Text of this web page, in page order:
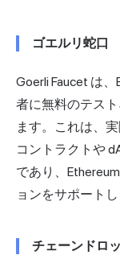
ゴエルリ蛇口
Goerli Faucet は
者に無料のテスト
ます。これは、
コントラクトや
であり、
ョンをサポートし
チェーンドロ